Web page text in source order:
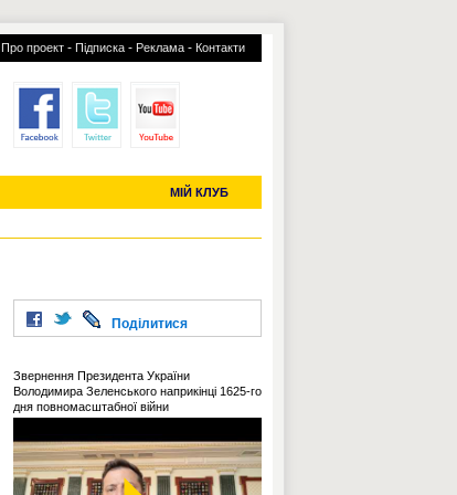
Про проект - Підписка - Реклама - Контакти
МІЙ КЛУБ
УСІ ТРАНСФЕРИ
Поділитися
Звернення Президента України
Володимира Зеленського наприкінці 1625-го
дня повномасштабної війни